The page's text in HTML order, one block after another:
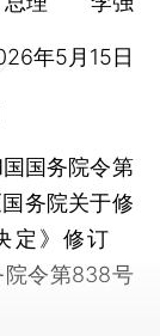
年5月15日
国务院令第
务院关于修
定》修订
令第838号